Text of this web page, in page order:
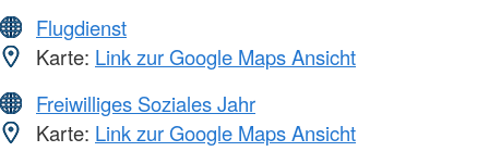
Flugdienst
Karte: Link zur Google Maps Ansicht
Freiwilliges Soziales Jahr
Karte: Link zur Google Maps Ansicht